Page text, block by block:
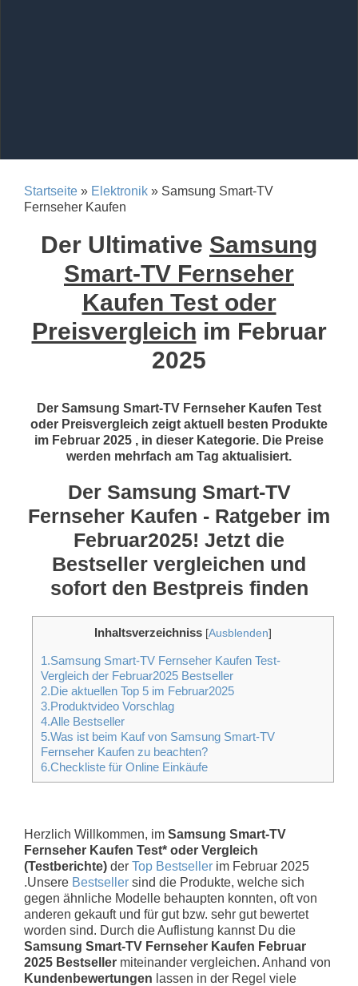
Startseite » Elektronik » Samsung Smart-TV
Fernseher Kaufen
Der Ultimative Samsung
Smart-TV Fernseher
Kaufen Test oder
Preisvergleich im Februar
2025
Der Samsung Smart-TV Fernseher Kaufen Test
oder Preisvergleich zeigt aktuell besten Produkte
im Februar 2025 , in dieser Kategorie. Die Preise
werden mehrfach am Tag aktualisiert.
Der Samsung Smart-TV
Fernseher Kaufen - Ratgeber im
Februar2025! Jetzt die
Bestseller vergleichen und
sofort den Bestpreis finden
Inhaltsverzeichniss [Ausblenden]
1.Samsung Smart-TV Fernseher Kaufen Test-
Vergleich der Februar2025 Bestseller
2.Die aktuellen Top 5 im Februar2025
3.Produktvideo Vorschlag
4.Alle Bestseller
5.Was ist beim Kauf von Samsung Smart-TV
Fernseher Kaufen zu beachten?
6.Checkliste für Online Einkäufe
Herzlich Willkommen, im Samsung Smart-TV
Fernseher Kaufen Test* oder Vergleich
(Testberichte) der Top Bestseller im Februar 2025
.Unsere Bestseller sind die Produkte, welche sich
gegen ähnliche Modelle behaupten konnten, oft von
anderen gekauft und für gut bzw. sehr gut bewertet
worden sind. Durch die Auflistung kannst Du die
Samsung Smart-TV Fernseher Kaufen Februar
2025 Bestseller miteinander vergleichen. Anhand von
Kundenbewertungen lassen in der Regel viele